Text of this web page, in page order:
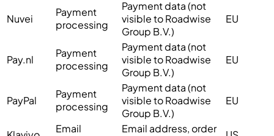
Nuvei
Payment
processing
Payment data (not
visible to Roadwise
Group B.V.)
EU
Pay.nl
Payment
processing
Payment data (not
visible to Roadwise
Group B.V.)
EU
PayPal
Payment
processing
Payment data (not
visible to Roadwise
Group B.V.)
EU
Email
Email address, order